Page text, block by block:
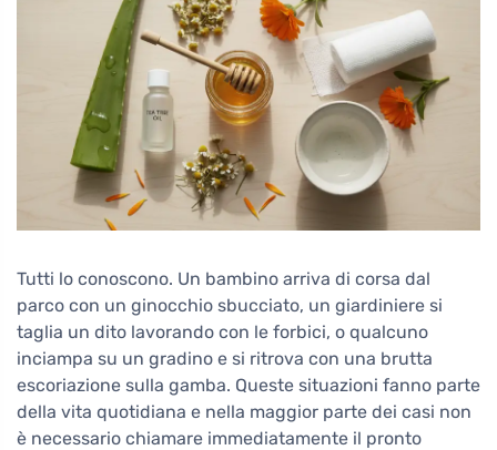
Tutti lo conoscono. Un bambino arriva di corsa dal
parco con un ginocchio sbucciato, un giardiniere si
taglia un dito lavorando con le forbici, o qualcuno
inciampa su un gradino e si ritrova con una brutta
escoriazione sulla gamba. Queste situazioni fanno parte
della vita quotidiana e nella maggior parte dei casi non
è necessario chiamare immediatamente il pronto